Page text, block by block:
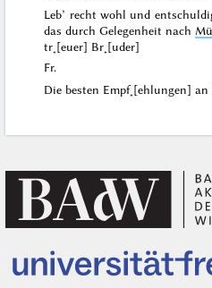
Leb’ recht wohl und
das durch Gelegenheit nach
tr˖[euer] Br˖[uder]
Fr.
Die besten Empf˖[ehlungen] an